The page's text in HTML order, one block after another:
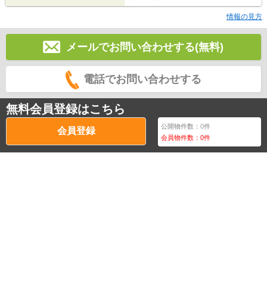
情報の見方
メールでお問い合わせする(無料)
電話でお問い合わせする
無料会員登録はこちら
会員登録 公開物件数：0件
会員物件数：0件